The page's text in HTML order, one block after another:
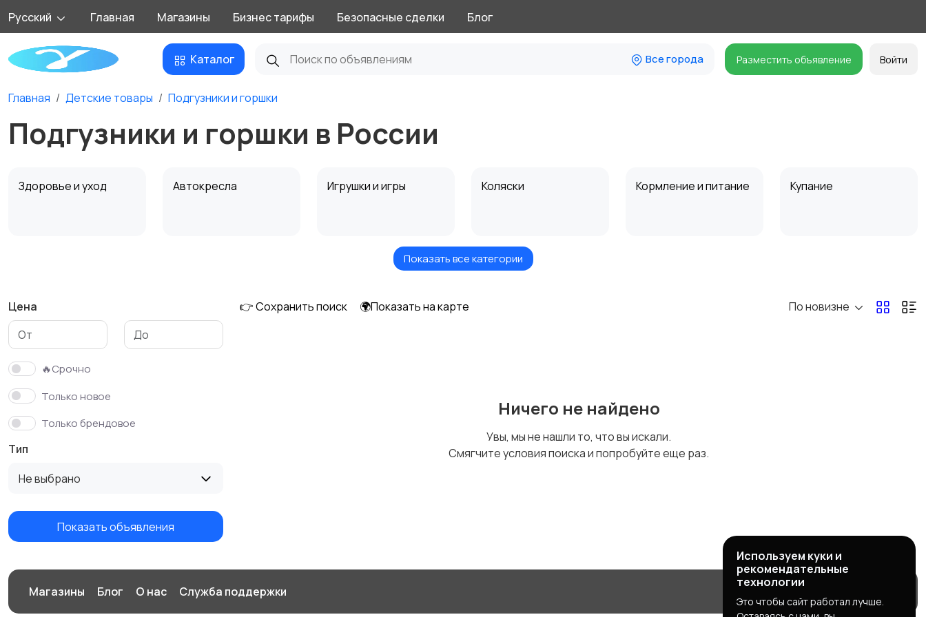
Русский Главная Магазины Бизнес тарифы Безопасные сделки Блог
Каталог Все города Разместить объявление Войти
Главная Детские товары Подгузники и горшки
Подгузники и горшки в России
Здоровье и уход Автокресла Игрушки и игры Коляски Кормление и питание Купание
Радио- и видеоняни Товары для мам
Детская одежда и
обувь
Показать все категории
Цена
🔥Срочно
Только новое
Только брендовое
Тип
Не выбрано
Показать объявления
👉 Сохранить поиск 🌍Показать на карте По новизне
Ничего не найдено
Увы, мы не нашли то, что вы искали.
Смягчите условия поиска и попробуйте еще раз.
Магазины Блог О нас Служба поддержки
Используем куки и
рекомендательные
технологии
Это чтобы сайт работал лучше.